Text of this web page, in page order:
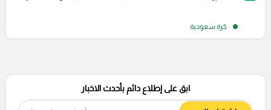
كرة سعودية
ابق على إطلاع دائم بأحدث الاخبار